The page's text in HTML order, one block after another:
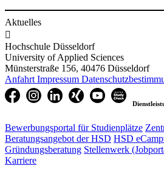
Aktuelles

Hochschule Düsseldorf
University of Applied Sciences
Münsterstraße 156, 40476 Düsseldorf
Anfahrt Impressum
Bewerbungsportal für Studienplätze
Beratungsangebot der HSD HSD
Gründungsberatung Stellenwerk
Karriere